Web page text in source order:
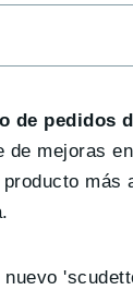
de pedidos
mejoras
nuevo